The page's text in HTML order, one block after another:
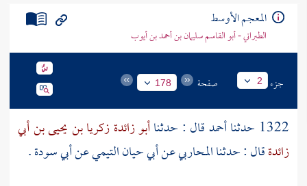
المعجم الأوسط
الطبراني - أبو القاسم سليمان بن أحمد بن أيوب
جزء 2 صفحة 178
1322 حدثنا أحمدقال : حدثناأبو زائدة زكريا بن يحيى بن أبي
زائدةقال : حدثناالمحاربيعنأبي حيان التيميعنأبي سودة.